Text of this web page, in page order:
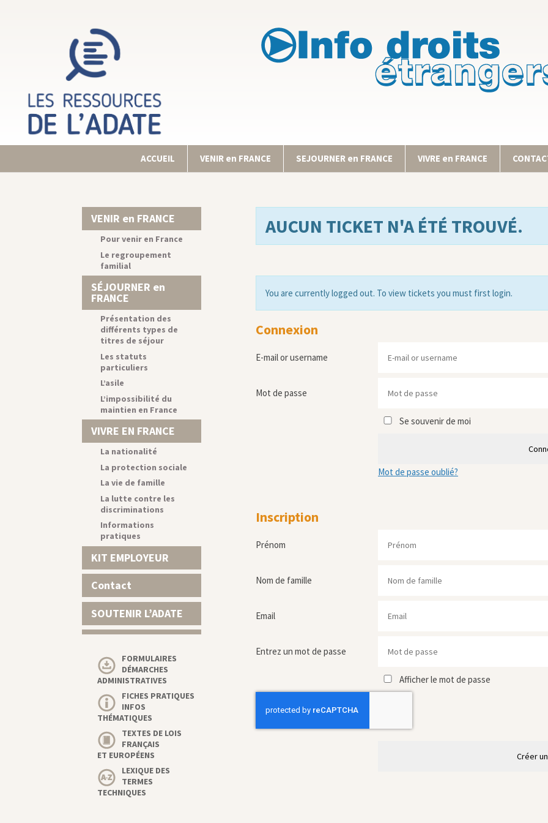
ACCUEIL VENIR en FRANCE SEJOURNER en FRANCE VIVRE en FRANCE
AUCUN TICKET N'A ÉTÉ TROUVÉ.
You are currently logged out. To view tickets you must first login.
Connexion
E-mail or username
Mot de passe
Se souvenir de moi
Mot de passe oublié?
Inscription
Prénom
Nom de famille
Email
Entrez un mot de passe
Afficher le mot de passe
Créer
VENIR en FRANCE
Pour venir en France
Le regroupement
familial
SÉJOURNER en
FRANCE
Présentation des
différents types de
titres de séjour
Les statuts
particuliers
L’asile
L’impossibilité du
maintien en France
VIVRE EN FRANCE
La nationalité
La protection sociale
La vie de famille
La lutte contre les
discriminations
Informations
pratiques
KIT EMPLOYEUR
Contact
SOUTENIR L’ADATE
FORMULAIRES
DÉMARCHES
ADMINISTRATIVES
FICHES PRATIQUES
INFOS
THÉMATIQUES
TEXTES DE LOIS
FRANÇAIS
ET EUROPÉENS
LEXIQUE DES
TERMES
TECHNIQUES